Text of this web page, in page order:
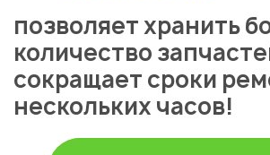
позволяет хранить
количество
сокращает сроки
нескольких часов!